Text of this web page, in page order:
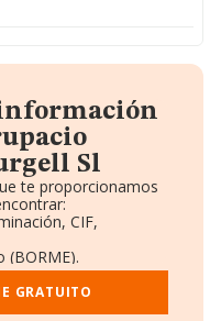
Sl
te proporcionamos
CIF,
y Empleados.
Administradores.
GRATUITO